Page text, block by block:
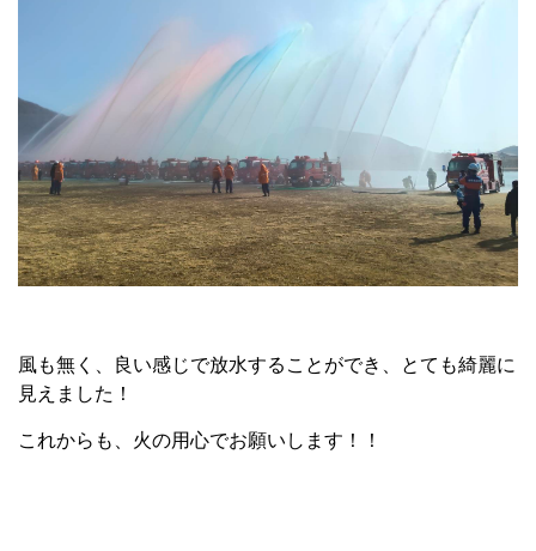
風も無く、良い感じで放水することができ、とても綺麗に
見えました！
これからも、火の用心でお願いします！！